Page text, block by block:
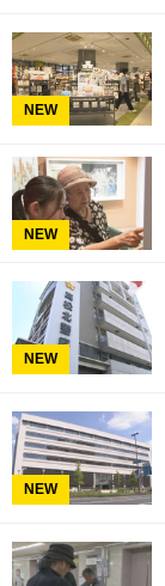
NEW
NEW
NEW
NEW